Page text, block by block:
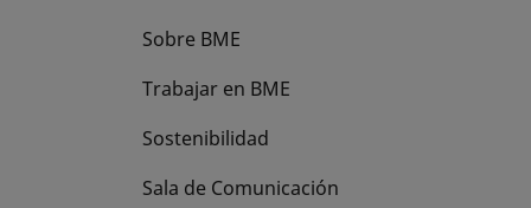
Sobre BME
Trabajar en BME
Sostenibilidad
Sala de Comunicación